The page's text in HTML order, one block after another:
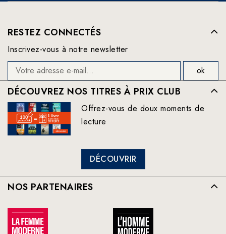
RESTEZ CONNECTÉS
Inscrivez-vous à notre newsletter
DÉCOUVREZ NOS TITRES À PRIX CLUB
Offrez-vous de doux moments de
lecture
DÉCOUVRIR
NOS PARTENAIRES